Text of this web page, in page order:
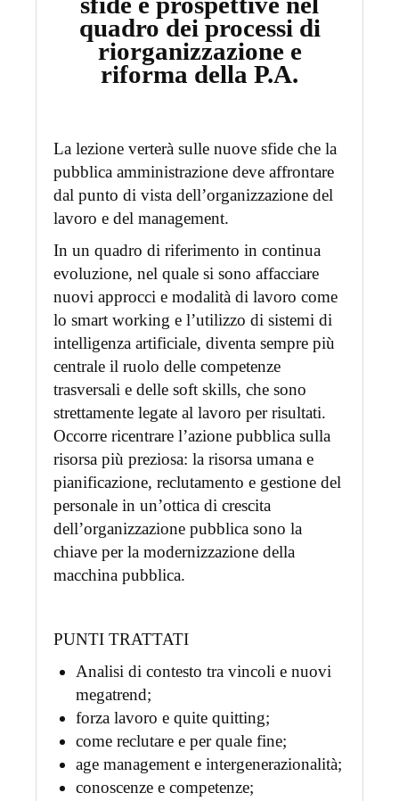
quadro dei processi di
riorganizzazione e
riforma della P.A.
La lezione verterà sulle nuove sfide che la
pubblica amministrazione deve affrontare
dal punto di vista dell’organizzazione del
lavoro e del management.
In un quadro di riferimento in continua
evoluzione, nel quale si sono affacciare
nuovi approcci e modalità di lavoro come
lo smart working e l’utilizzo di sistemi di
intelligenza artificiale, diventa sempre più
centrale il ruolo delle competenze
trasversali e delle soft skills, che sono
strettamente legate al lavoro per risultati.
Occorre ricentrare l’azione pubblica sulla
risorsa più preziosa: la risorsa umana e
pianificazione, reclutamento e gestione del
personale in un’ottica di crescita
dell’organizzazione pubblica sono la
chiave per la modernizzazione della
macchina pubblica.
PUNTI TRATTATI
Analisi di contesto tra vincoli e nuovi
megatrend;
forza lavoro e quite quitting;
come reclutare e per quale fine;
age management e intergenerazionalità;
conoscenze e competenze;